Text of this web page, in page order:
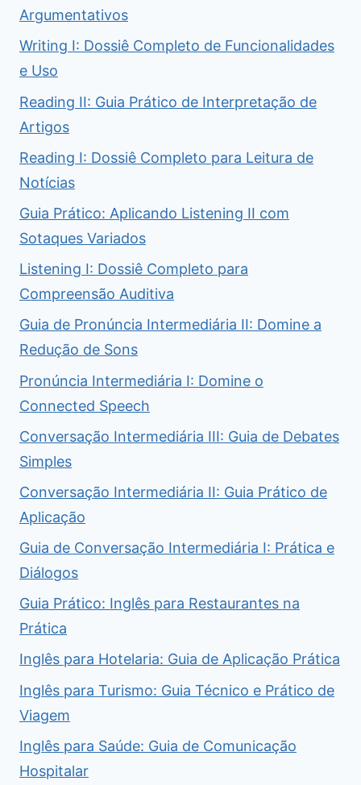
Argumentativos
Writing I: Dossiê Completo de Funcionalidades
e Uso
Reading II: Guia Prático de Interpretação de
Artigos
Reading I: Dossiê Completo para Leitura de
Notícias
Guia Prático: Aplicando Listening II com
Sotaques Variados
Listening I: Dossiê Completo para
Compreensão Auditiva
Guia de Pronúncia Intermediária II: Domine a
Redução de Sons
Pronúncia Intermediária I: Domine o
Connected Speech
Conversação Intermediária III: Guia de Debates
Simples
Conversação Intermediária II: Guia Prático de
Aplicação
Guia de Conversação Intermediária I: Prática e
Diálogos
Guia Prático: Inglês para Restaurantes na
Prática
Inglês para Hotelaria: Guia de Aplicação Prática
Inglês para Turismo: Guia Técnico e Prático de
Viagem
Inglês para Saúde: Guia de Comunicação
Hospitalar